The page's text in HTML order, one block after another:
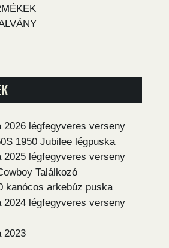
2026 légfegyveres verseny
1950 Jubilee légpuska
2025 légfegyveres verseny
Találkozó
kanócos arkebúz puska
2024 légfegyveres verseny
2023